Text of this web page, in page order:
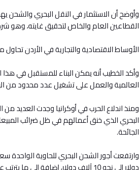
وأوضح أن الاستثمار في النقل البحري والشحن
القطاعين العام والخاص لتحقيق غايته، وهو
الأوساط الاقتصادية والتجارية في الأردن
وأكد الخطيب أنه يمكن البناء للمستقبل في
العالمية والعمل على تشغيل عدد محدود من
ومنذ اندلاع الحرب في أوكرانيا وجدت
البحري الذي خنق أعمالهم في ظل ضرائب
الجائحة.
دولار إلى نحو 10 آلاف دولار، إضافة إلى ما يترتب على الزيادة من رسوم جمركية على البضائع أي أنه تضاعف خمس مرات.